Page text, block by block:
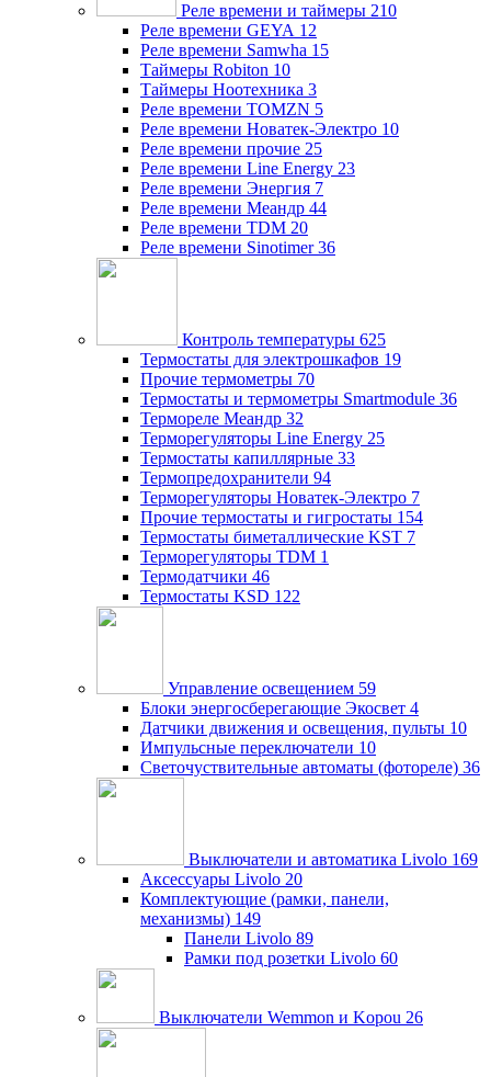
Реле времени и таймеры 210
Реле времени GEYA 12
Реле времени Samwha 15
Таймеры Robiton 10
Таймеры Ноотехника 3
Реле времени TOMZN 5
Реле времени Новатек-Электро 10
Реле времени прочие 25
Реле времени Line Energy 23
Реле времени Энергия 7
Реле времени Меандр 44
Реле времени TDM 20
Реле времени Sinotimer 36
Контроль температуры 625
Термостаты для электрошкафов 19
Прочие термометры 70
Термостаты и термометры Smartmodule 36
Термореле Меандр 32
Терморегуляторы Line Energy 25
Термостаты капиллярные 33
Термопредохранители 94
Терморегуляторы Новатек-Электро 7
Прочие термостаты и гигростаты 154
Термостаты биметаллические KST 7
Терморегуляторы TDM 1
Термодатчики 46
Термостаты KSD 122
Управление освещением 59
Блоки энергосберегающие Экосвет 4
Датчики движения и освещения, пульты 10
Импульсные переключатели 10
Светочуствительные автоматы (фотореле) 36
Выключатели и автоматика Livolo 169
Аксессуары Livolo 20
Комплектующие (рамки, панели,
механизмы) 149
Панели Livolo 89
Рамки под розетки Livolo 60
Выключатели Wemmon и Kopou 26